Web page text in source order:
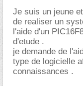
Je suis un jeune
de realiser un
l'aide d'un
d'etude .
je demande de
type de logicielle
connaissances .